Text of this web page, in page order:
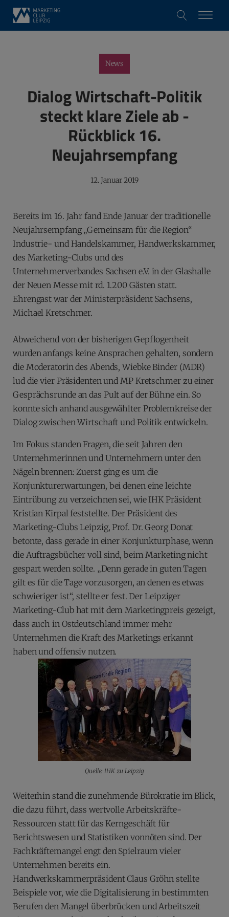
News
Dialog Wirtschaft-Politik
steckt klare Ziele ab -
Rückblick 16.
Neujahrsempfang
12. Januar 2019
Bereits im 16. Jahr fand Ende Januar der traditionelle
Neujahrsempfang „Gemeinsam für die Region“
Industrie- und Handelskammer, Handwerkskammer,
des Marketing-Clubs und des
Unternehmerverbandes Sachsen e.V. in der Glashalle
der Neuen Messe mit rd. 1.200 Gästen statt.
Ehrengast war der Ministerpräsident Sachsens,
Michael Kretschmer.
Abweichend von der bisherigen Gepflogenheit
wurden anfangs keine Ansprachen gehalten, sondern
die Moderatorin des Abends, Wiebke Binder (MDR)
lud die vier Präsidenten und MP Kretschmer zu einer
Gesprächsrunde an das Pult auf der Bühne ein. So
konnte sich anhand ausgewählter Problemkreise der
Dialog zwischen Wirtschaft und Politik entwickeln.
Im Fokus standen Fragen, die seit Jahren den
Unternehmerinnen und Unternehmern unter den
Nägeln brennen: Zuerst ging es um die
Konjunkturerwartungen, bei denen eine leichte
Eintrübung zu verzeichnen sei, wie IHK Präsident
Kristian Kirpal feststellte. Der Präsident des
Marketing-Clubs Leipzig, Prof. Dr. Georg Donat
betonte, dass gerade in einer Konjunkturphase, wenn
die Auftragsbücher voll sind, beim Marketing nicht
gespart werden sollte. „Denn gerade in guten Tagen
gilt es für die Tage vorzusorgen, an denen es etwas
schwieriger ist“, stellte er fest. Der Leipziger
Marketing-Club hat mit dem Marketingpreis gezeigt,
dass auch in Ostdeutschland immer mehr
Unternehmen die Kraft des Marketings erkannt
haben und offensiv nutzen.
Quelle: IHK zu Leipzig
Weiterhin stand die zunehmende Bürokratie im Blick,
die dazu führt, dass wertvolle Arbeitskräfte-
Ressourcen statt für das Kerngeschäft für
Berichtswesen und Statistiken vonnöten sind. Der
Fachkräftemangel engt den Spielraum vieler
Unternehmen bereits ein.
Handwerkskammerpräsident Claus Gröhn stellte
Beispiele vor, wie die Digitalisierung in bestimmten
Berufen den Mangel überbrücken und Arbeitszeit